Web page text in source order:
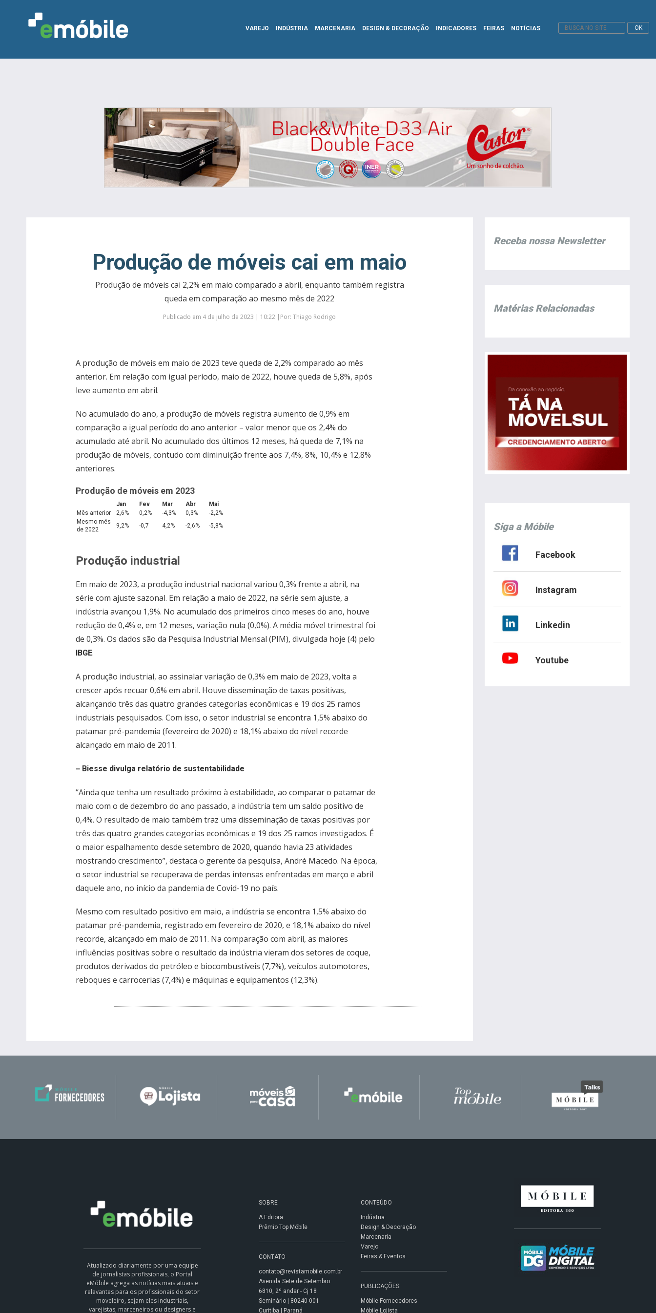
VAREJO INDÚSTRIA MARCENARIA DESIGN & DECORAÇÃO INDICADORES FEIRAS NOTÍCIAS
Produção de móveis cai em maio
Produção de móveis cai 2,2% em maio comparado a abril, enquanto também registra
queda em comparação ao mesmo mês de 2022
Publicado em 4 de julho de 2023 | 10:22 |Por: Thiago Rodrigo
A produção de móveis em maio de 2023 teve queda de 2,2% comparado ao mês
anterior. Em relação com igual período, maio de 2022, houve queda de 5,8%, após
leve aumento em abril.
No acumulado do ano, a produção de móveis registra aumento de 0,9% em
comparação a igual período do ano anterior – valor menor que os 2,4% do
acumulado até abril. No acumulado dos últimos 12 meses, há queda de 7,1% na
produção de móveis, contudo com diminuição frente aos 7,4%, 8%, 10,4% e 12,8%
anteriores.
Produção de móveis em 2023
Jan Fev Mar Abr
Mai
Mês anterior
2,6% 0,2% -4,3% 0,3%
-2,2%
Mesmo mês
de 2022
9,2% -0,7 4,2% -2,6% -5,8%
Produção industrial
Em maio de 2023, a produção industrial nacional variou 0,3% frente a abril, na
série com ajuste sazonal. Em relação a maio de 2022, na série sem ajuste, a
indústria avançou 1,9%. No acumulado dos primeiros cinco meses do ano, houve
redução de 0,4% e, em 12 meses, variação nula (0,0%). A média móvel trimestral foi
de 0,3%. Os dados são da Pesquisa Industrial Mensal (PIM), divulgada hoje (4) pelo
IBGE.
A produção industrial, ao assinalar variação de 0,3% em maio de 2023, volta a
crescer após recuar 0,6% em abril. Houve disseminação de taxas positivas,
alcançando três das quatro grandes categorias econômicas e 19 dos 25 ramos
industriais pesquisados. Com isso, o setor industrial se encontra 1,5% abaixo do
patamar pré-pandemia (fevereiro de 2020) e 18,1% abaixo do nível recorde
alcançado em maio de 2011.
– Biesse divulga relatório de sustentabilidade
“Ainda que tenha um resultado próximo à estabilidade, ao comparar o patamar de
maio com o de dezembro do ano passado, a indústria tem um saldo positivo de
0,4%. O resultado de maio também traz uma disseminação de taxas positivas por
três das quatro grandes categorias econômicas e 19 dos 25 ramos investigados. É
o maior espalhamento desde setembro de 2020, quando havia 23 atividades
mostrando crescimento”, destaca o gerente da pesquisa, André Macedo. Na época,
o setor industrial se recuperava de perdas intensas enfrentadas em março e abril
daquele ano, no início da pandemia de Covid-19 no país.
Mesmo com resultado positivo em maio, a indústria se encontra 1,5% abaixo do
patamar pré-pandemia, registrado em fevereiro de 2020, e 18,1% abaixo do nível
recorde, alcançado em maio de 2011. Na comparação com abril, as maiores
influências positivas sobre o resultado da indústria vieram dos setores de coque,
produtos derivados do petróleo e biocombustíveis (7,7%), veículos automotores,
reboques e carrocerias (7,4%) e máquinas e equipamentos (12,3%).
Receba nossa Newsletter
Matérias Relacionadas
Siga a Móbile
Facebook
Instagram
Linkedin
Youtube
Atualizado diariamente por uma equipe
de jornalistas profissionais, o Portal
eMóbile agrega as notícias mais atuais e
relevantes para os profissionais do setor
moveleiro, sejam eles industriais,
varejistas, marceneiros ou designers e
SOBRE
A Editora
Prêmio Top Móbile
CONTATO
contato@revistamobile.com.br
Avenida Sete de Setembro
6810, 2º andar - Cj 18
Seminário | 80240-001
Curitiba | Paraná
CONTEÚDO
Indústria
Design & Decoração
Marcenaria
Varejo
Feiras & Eventos
PUBLICAÇÕES
Móbile Fornecedores
Móbile Lojista